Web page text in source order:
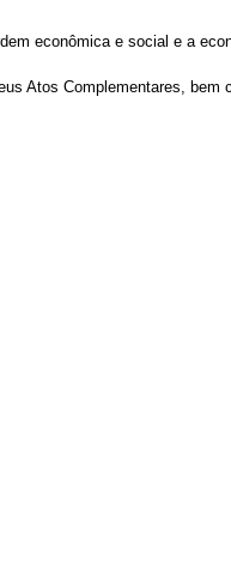
econômica e social e a
Atos Complementares, bem